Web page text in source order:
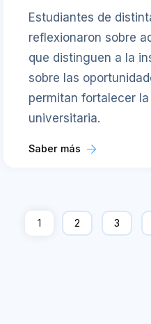
Estudiantes de
reflexionaron sobre
que distinguen a la
sobre las
permitan fortalecer
universitaria.
Saber más
1 2 3